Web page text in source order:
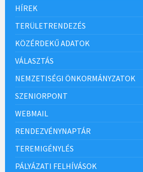
HÍREK
TERÜLETRENDEZÉS
KÖZÉRDEKŰ ADATOK
VÁLASZTÁS
NEMZETISÉGI ÖNKORMÁNYZATOK
SZENIORPONT
WEBMAIL
RENDEZVÉNYNAPTÁR
TEREMIGÉNYLÉS
PÁLYÁZATI FELHÍVÁSOK